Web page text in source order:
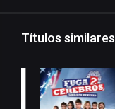
Títulos similares